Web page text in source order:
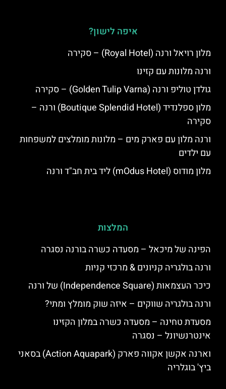
איפה לישון?
מלון רויאל ורנה (Royal Hotel) – סקירה
ורנה מלונות עם קזינו
גולדן טוליפ ורנה (Golden Tulip Varna) – סקירה
מלון ספלנדיד (Boutique Splendid Hotel) ורנה –
סקירה
ורנה מלון עם פארק מים – מלונות מומלצים למשפחות
עם ילדים
מלון מודוס (mOdus Hotel) ליד בית חב"ד ורנה
המלצות
הפינה של מיכאל – מסעדה כשרה בורנה נסגרה
ורנה בולגריה קניונים & מרכזי קניות
כיכר העצמאות (Independence Square) של ורנה
ורנה בולגריה שווקים – איזה שוק מומלץ ומתי?
מסעדת טחינה – מסעדה כשרה במלון הקזינו
אינטרנשיונל – נסגרה
וארנה אקשן אקווה פארק (Action Aquapark) בסאני
ביץ' בוגלריה